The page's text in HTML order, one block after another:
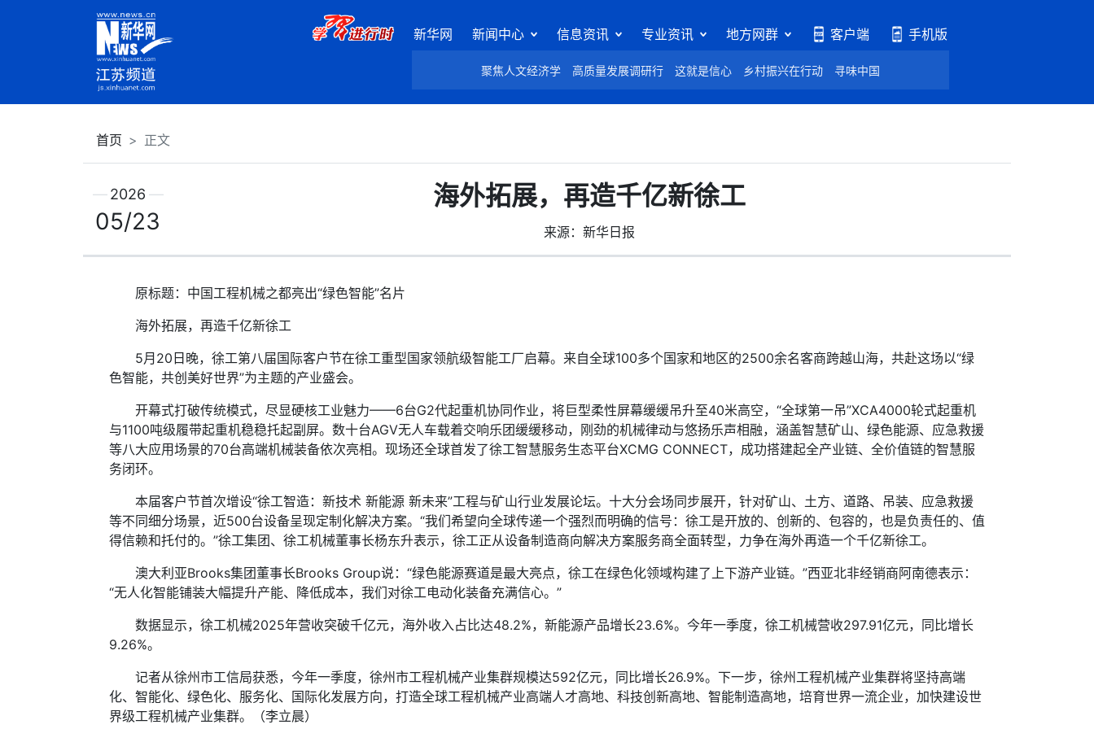
新华网 新闻中心 信息资讯 专业资讯 地方网群 客户端 手机版
聚焦人文经济学 高质量发展调研行 这就是信心 乡村振兴在行动 寻味中国
首页 正文
海外拓展，再造千亿新徐工
来源：新华日报
2026
05/23
原标题：中国工程机械之都亮出“绿色智能”名片
海外拓展，再造千亿新徐工
5月20日晚，徐工第八届国际客户节在徐工重型国家领航级智能工厂启幕。来自全球100多个国家和地区的2500余名客商跨越山海，共赴这场以“绿
色智能，共创美好世界”为主题的产业盛会。
开幕式打破传统模式，尽显硬核工业魅力——6台G2代起重机协同作业，将巨型柔性屏幕缓缓吊升至40米高空，“全球第一吊”XCA4000轮式起重机
与1100吨级履带起重机稳稳托起副屏。数十台AGV无人车载着交响乐团缓缓移动，刚劲的机械律动与悠扬乐声相融，涵盖智慧矿山、绿色能源、应急救援
等八大应用场景的70台高端机械装备依次亮相。现场还全球首发了徐工智慧服务生态平台XCMG CONNECT，成功搭建起全产业链、全价值链的智慧服
务闭环。
本届客户节首次增设“徐工智造：新技术 新能源 新未来”工程与矿山行业发展论坛。十大分会场同步展开，针对矿山、土方、道路、吊装、应急救援
等不同细分场景，近500台设备呈现定制化解决方案。“我们希望向全球传递一个强烈而明确的信号：徐工是开放的、创新的、包容的，也是负责任的、值
得信赖和托付的。”徐工集团、徐工机械董事长杨东升表示，徐工正从设备制造商向解决方案服务商全面转型，力争在海外再造一个千亿新徐工。
澳大利亚Brooks集团董事长Brooks Group说：“绿色能源赛道是最大亮点，徐工在绿色化领域构建了上下游产业链。”西亚北非经销商阿南德表示：
“无人化智能铺装大幅提升产能、降低成本，我们对徐工电动化装备充满信心。”
数据显示，徐工机械2025年营收突破千亿元，海外收入占比达48.2%，新能源产品增长23.6%。今年一季度，徐工机械营收297.91亿元，同比增长
9.26%。
记者从徐州市工信局获悉，今年一季度，徐州市工程机械产业集群规模达592亿元，同比增长26.9%。下一步，徐州工程机械产业集群将坚持高端
化、智能化、绿色化、服务化、国际化发展方向，打造全球工程机械产业高端人才高地、科技创新高地、智能制造高地，培育世界一流企业，加快建设世
界级工程机械产业集群。（李立晨）